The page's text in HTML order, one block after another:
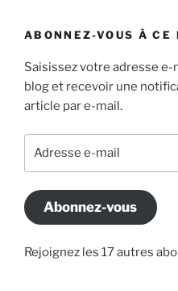
ABONNEZ-VOUS À
Saisissez votre adresse e-
blog et recevoir une
article par e-mail.
Abonnez-vous
Rejoignez les 17 autres